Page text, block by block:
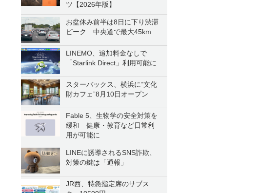
ツ【2026年版】
お盆休み前半は8日に下り渋滞
ピーク 中央道で最大45km
LINEMO、追加料金なしで
「Starlink Direct」利用可能に
スターバックス、横浜に“文化
財カフェ”8月10日オープン
Fable 5、生物学の安全対策を
緩和 健康・教育など日常利
用が可能に
LINEに誘導されるSNS詐欺、
対策の鍵は「通報」
JR西、特急指定席のサブス